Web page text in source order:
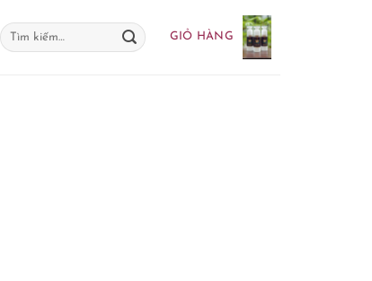
Tìm
kiếm:
GIỎ HÀNG